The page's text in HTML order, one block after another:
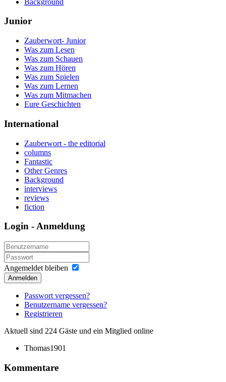
Junior
Zauberwort- Junior
Was zum Lesen
Was zum Schauen
Was zum Hören
Was zum Spielen
Was zum Lernen
Was zum Mitmachen
Eure Geschichten
International
Zauberwort - the editorial
columns
Fantastic
Other Genres
Background
interviews
reviews
fiction
Login - Anmeldung
Angemeldet bleiben
Anmelden
Passwort vergessen?
Benutzername vergessen?
Registrieren
Aktuell sind 224 Gäste und ein Mitglied online
Thomas1901
Kommentare